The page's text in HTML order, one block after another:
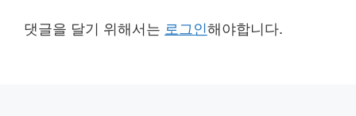
댓글을 달기 위해서는 로그인해야합니다.